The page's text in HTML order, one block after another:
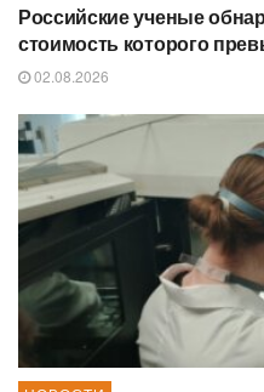
Российские ученые
стоимость которого
02.08.2026